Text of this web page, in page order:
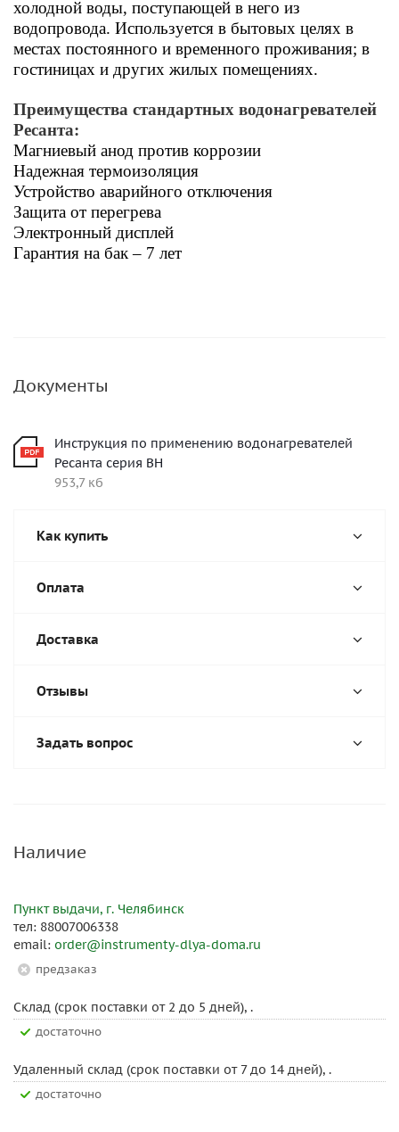
холодной воды, поступающей в него из
водопровода. Используется в бытовых целях в
местах постоянного и временного проживания; в
гостиницах и других жилых помещениях.
Преимущества стандартных водонагревателей
Ресанта:
Магниевый анод против коррозии
Надежная термоизоляция
Устройство аварийного отключения
Защита от перегрева
Электронный дисплей
Гарантия на бак – 7 лет
Документы
Инструкция по применению водонагревателей
Ресанта серия ВН
953,7 кб
Как купить
Оплата
Доставка
Отзывы
Задать вопрос
Наличие
Пункт выдачи, г. Челябинск
тел: 88007006338
email: order@instrumenty-dlya-doma.ru
Предзаказ
Склад (срок поставки от 2 до 5 дней), .
Достаточно
Удаленный склад (срок поставки от 7 до 14 дней), .
Достаточно